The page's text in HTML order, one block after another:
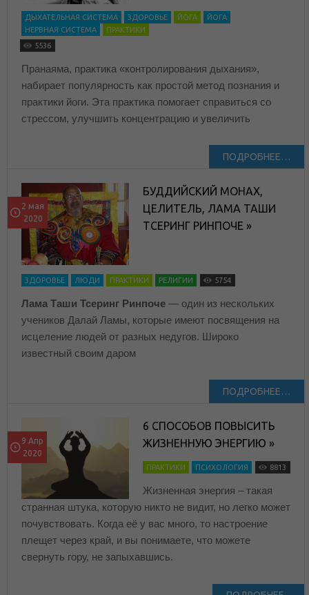
ДЫХАТЕЛЬНАЯ СИСТЕМА ЗДОРОВЬЕ ЙОГА
ЙОГА
НЕРВНАЯ СИСТЕМА
ПРАКТИКИ
5536
Пранаяма, практика «контролирования дыхания»,
набирает популярность как простой метод познания и
практики йоги. Эта практика помогает справиться со
стрессом, улучшить концентрацию и увеличить
ПОДРОБНЕЕ…
2 мая
2020
БУДДИЙСКИЙ МОНАХ,
ЦЕЛИТЕЛЬ, ЛАМА ТАШИ
ТСЕРИНГ РИНПОЧЕ »
ЗДОРОВЬЕ ЛЮДИ ПРАКТИКИ РЕЛИГИИ 5754
Лама Таши Тсеринг Ринпоче — один из нескольких
учеников Далай Ламы, которые имеют посвящения на
исцеление людей от разных недугов. Широко
известный своим даром
ПОДРОБНЕЕ…
9 Апр
2020
6 СПОСОБОВ ПОВЫСИТЬ
ЖИЗНЕННУЮ ЭНЕРГИЮ »
ПРАКТИКИ ПСИХОЛОГИЯ 8813
Жизненная энергия – такая
странная штука, которую никто не видит, но легко может
почувствовать. Когда её у вас много, то настроение
плещет через край, и вы понимаете, что можете
свернуть гору, не запыхавшись.